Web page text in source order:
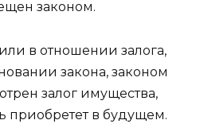
законом.
в отношении залога,
закона, законом
залог имущества,
приобретет в будущем.